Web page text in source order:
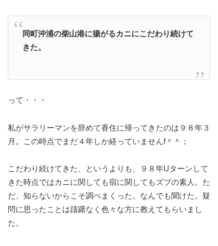
同町沖浦の柴山港に揚がるカニにこだわり続けて
きた。
って・・・
私がサラリーマンを辞めて香住に帰ってきたのは９８年３
月。この時点でまだ４年しか経っていませんf＾＾；
こだわり続けてきた、というよりも、９８年Uターンして
きた時点ではカニに関しても宿に関してもズブの素人。た
だ、知らないからこそ調べまくった。なんでも聞けた。疑
問に思ったことは躊躇なく色々な方に教えてもらいまし
た。